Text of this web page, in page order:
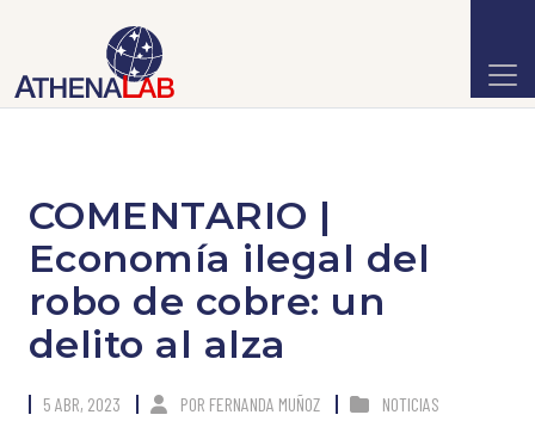
COMENTARIO |
Economía ilegal del
robo de cobre: un
delito al alza
5 ABR, 2023 POR FERNANDA MUÑOZ NOTICIAS